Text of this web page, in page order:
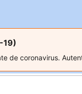
19)
de coronavirus.